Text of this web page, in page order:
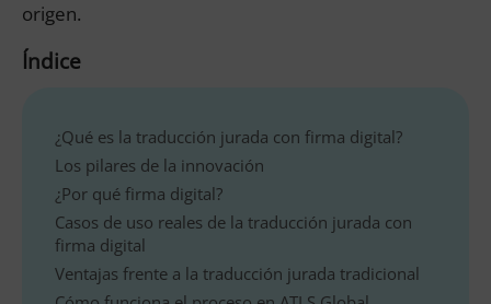
origen.
Índice
¿Qué es la traducción jurada con firma digital?
Los pilares de la innovación
¿Por qué firma digital?
Casos de uso reales de la traducción jurada con
firma digital
Ventajas frente a la traducción jurada tradicional